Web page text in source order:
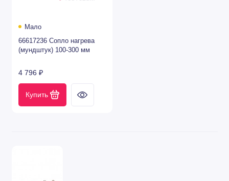
Мало
66617236 Сопло нагрева
(мундштук) 100-300 мм
4 796 ₽
Купить